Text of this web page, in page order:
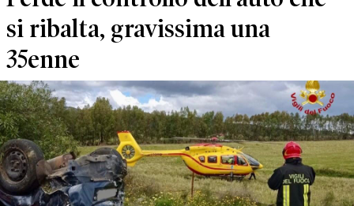
si ribalta, gravissima una
35enne